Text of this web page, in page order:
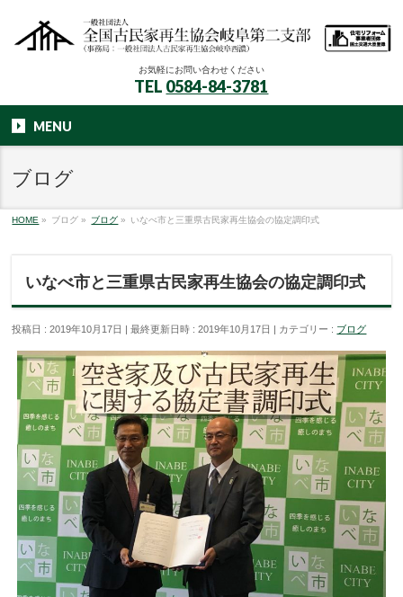
お気軽にお問い合わせください
TEL 0584-84-3781
MENU
ブログ
HOME » ブログ » ブログ » いなべ市と三重県古民家再生協会の協定調印式
いなべ市と三重県古民家再生協会の協定調印式
投稿日 : 2019年10月17日 最終更新日時 : 2019年10月17日 カテゴリー : ブログ